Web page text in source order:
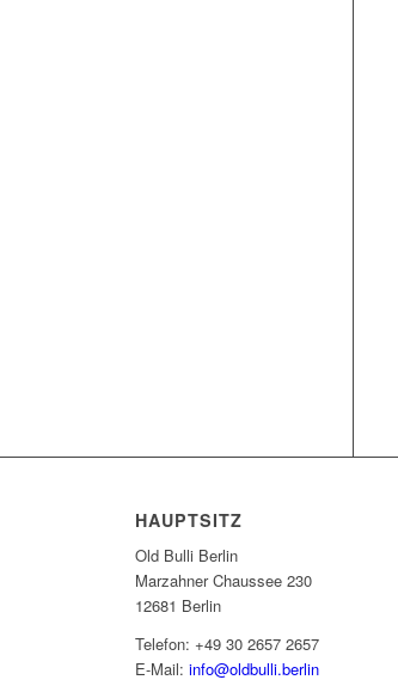
HAUPTSITZ
Old Bulli Berlin
Marzahner Chaussee 230
12681 Berlin
Telefon: +49 30 2657 2657
E-Mail:info@oldbulli.berlin